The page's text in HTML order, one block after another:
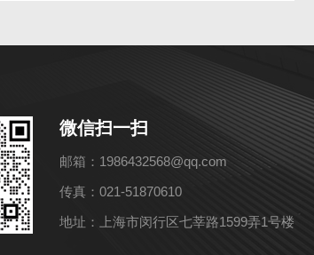
微信扫一扫
邮箱：1986432568@qq.com
传真：021-51870610
地址：上海市闵行区七莘路1599弄1号楼